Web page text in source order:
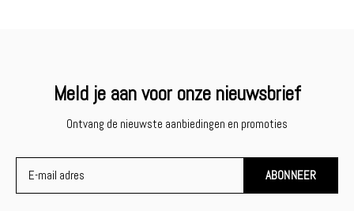
Meld je aan voor onze nieuwsbrief
Ontvang de nieuwste aanbiedingen en promoties
ABONNEER